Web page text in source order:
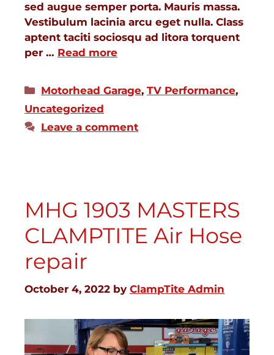
sed augue semper porta. Mauris massa.
Vestibulum lacinia arcu eget nulla. Class
aptent taciti sociosqu ad litora torquent
per … Read more
Motorhead Garage,TV Performance,
Uncategorized
Leave a comment
MHG 1903 MASTERS
CLAMPTITE Air Hose
repair
October 4, 2022 by ClampTite Admin